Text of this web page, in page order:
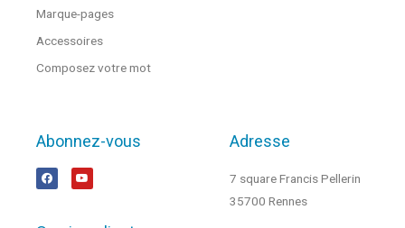
Marque-pages
Accessoires
Composez votre mot
Abonnez-vous Adresse
7 square Francis Pellerin
35700 Rennes